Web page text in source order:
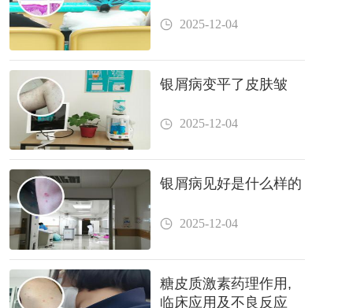
2025-12-04
银屑病变平了皮肤皱
2025-12-04
银屑病见好是什么样的
2025-12-04
糖皮质激素药理作用,
临床应用及不良反应